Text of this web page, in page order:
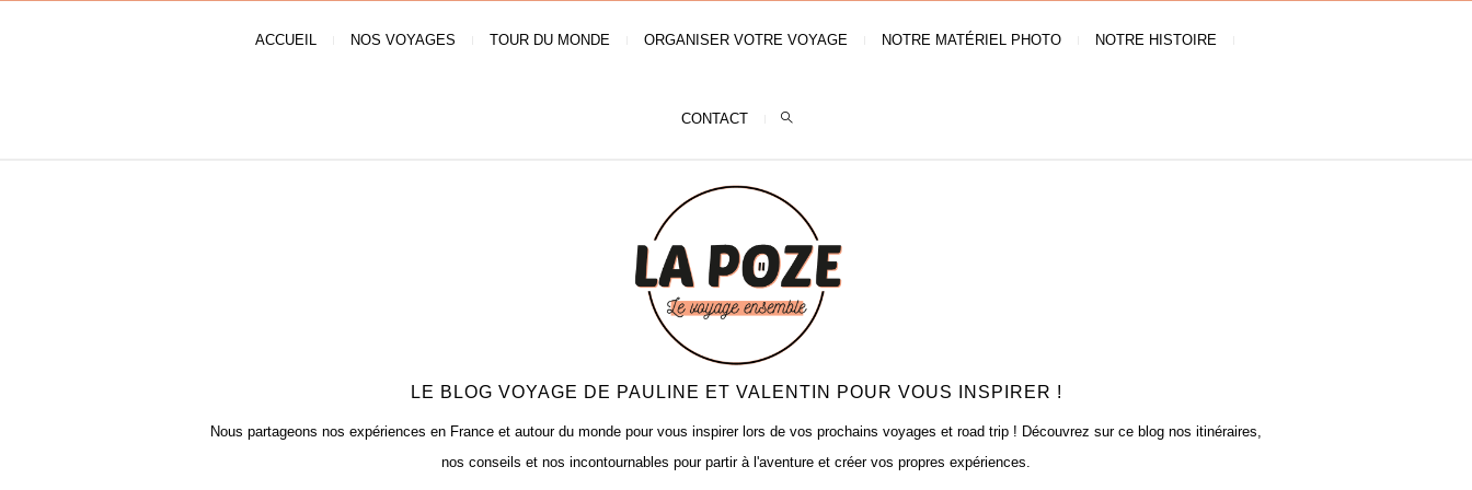
ACCUEIL NOS VOYAGES TOUR DU MONDE ORGANISER VOTRE VOYAGE NOTRE MATÉRIEL PHOTO NOTRE HISTOIRE
CONTACT
LE BLOG VOYAGE DE PAULINE ET VALENTIN POUR VOUS INSPIRER !
Nous partageons nos expériences en France et autour du monde pour vous inspirer lors de vos prochains voyages et road trip ! Découvrez sur ce blog nos itinéraires,
nos conseils et nos incontournables pour partir à l'aventure et créer vos propres expériences.